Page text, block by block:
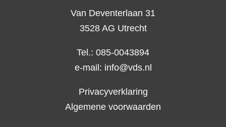
Van Deventerlaan 31
3528 AG Utrecht
Tel.: 085-0043894
e-mail: info@vds.nl
Privacyverklaring
Algemene voorwaarden